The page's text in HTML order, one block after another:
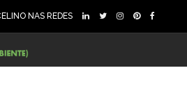
NAS REDES